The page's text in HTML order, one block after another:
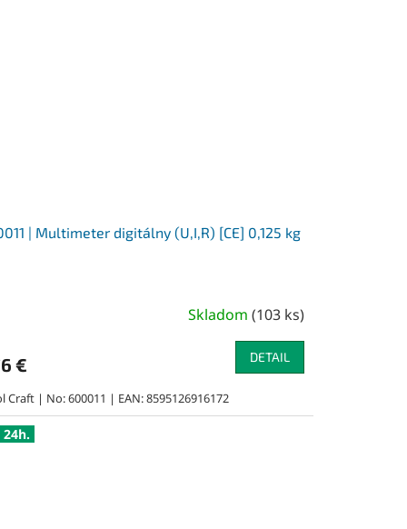
| Multimeter digitálny (U,I,R) [CE] 0,125 kg
Skladom (103 ks)
€ DETAIL
Craft | No: 600011 | EAN: 8595126916172
24h.